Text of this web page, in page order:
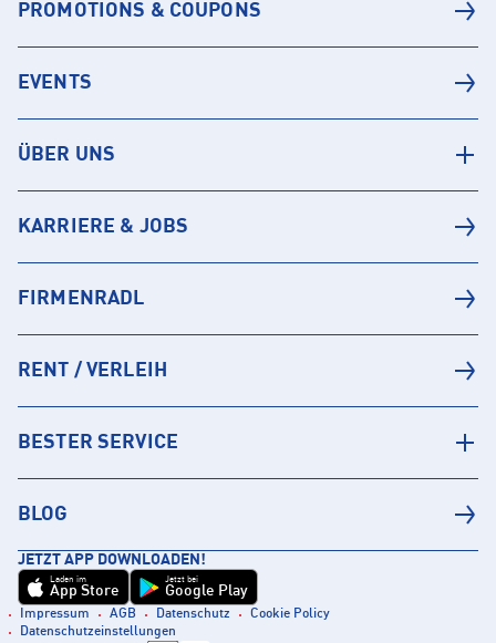
PROMOTIONS & COUPONS
EVENTS
ÜBER UNS
KARRIERE & JOBS
FIRMENRADL
RENT / VERLEIH
BESTER SERVICE
BLOG
JETZT APP DOWNLOADEN!
Laden im
App Store
Jetzt bei
Google Play
Impressum AGB Datenschutz
Cookie Policy
Datenschutzeinstellungen